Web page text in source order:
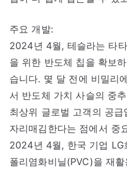
주요 개발:
2024년 4월, 테슬라는 타
을 위한 반도체 칩을 확보
습니다. 몇 달 전에 비밀리
서 반도체 가치 사슬의 중
최상위 글로벌 고객의 공
자리매김한다는 점에서 중
2024년 4월, 한국 기업 LG
폴리염화비닐(PVC)을 재